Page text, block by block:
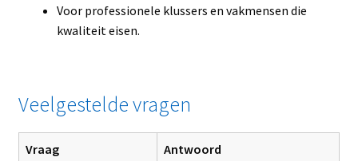
Voor professionele klussers en vakmensen die
kwaliteit eisen.
Veelgestelde vragen
Vraag Antwoord